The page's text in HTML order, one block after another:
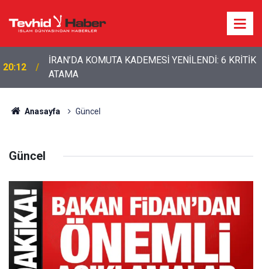
20:12
İRAN’DA KOMUTA KADEMESİ YENİLENDİ: 6 KRİTİK
ATAMA
Anasayfa Güncel
Güncel